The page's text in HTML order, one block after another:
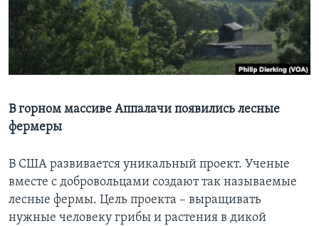
Learning English
СОЦИАЛЬНЫЕ СЕТИ
Языки
В горном массиве Аппалачи появились лесные
фермеры
В США развивается уникальный проект. Ученые
вместе с добровольцами создают так называемые
лесные фермы. Цель проекта – выращивать
нужные человеку грибы и растения в дикой